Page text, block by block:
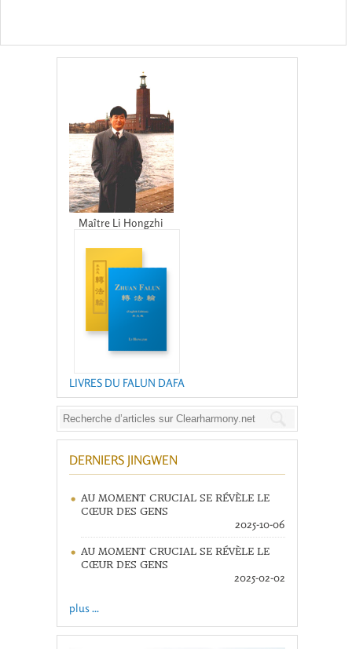
Maître Li Hongzhi
LIVRES DU FALUN DAFA
DERNIERS JINGWEN
AU MOMENT CRUCIAL SE RÉVÈLE LE
CŒUR DES GENS
2025-10-06
AU MOMENT CRUCIAL SE RÉVÈLE LE
CŒUR DES GENS
2025-02-02
plus ...